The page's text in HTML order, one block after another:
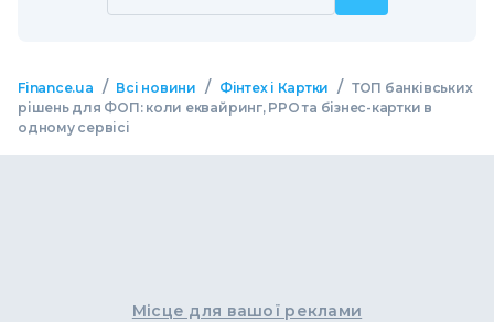
Finance.ua / Всі новини / Фінтех і Картки / ТОП банківських
рішень для ФОП: коли еквайринг, РРО та бізнес-картки в
одному сервісі
Місце для вашої реклами